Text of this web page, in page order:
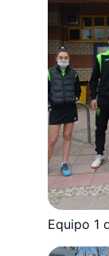
Equipo 1